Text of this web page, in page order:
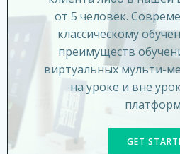
от 5 человек.
классическому
преимуществ
виртуальных мульти-
на уроке и вне
GET